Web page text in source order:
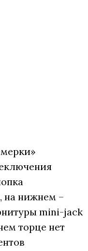
на нижнем –
mini-jack
торце нет